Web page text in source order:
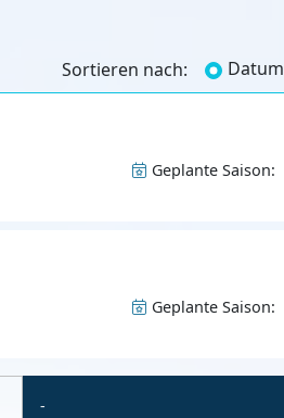
Sortieren nach: Datum
Geplante Saison:
Geplante Saison:
-